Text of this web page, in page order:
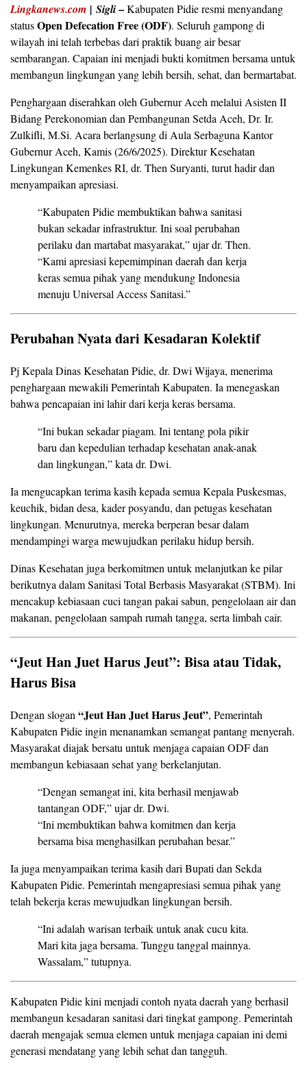
Lingkanews.com | Sigli–Kabupaten Pidie resmi menyandang
statusOpen Defecation Free (ODF). Seluruh gampong di
wilayah ini telah terbebas dari praktik buang air besar
sembarangan. Capaian ini menjadi bukti komitmen bersama untuk
membangun lingkungan yang lebih bersih, sehat, dan bermartabat.
Penghargaan diserahkan oleh Gubernur Aceh melalui Asisten II
Bidang Perekonomian dan Pembangunan Setda Aceh, Dr. Ir.
Zulkifli, M.Si. Acara berlangsung di Aula Serbaguna Kantor
Gubernur Aceh, Kamis (26/6/2025). Direktur Kesehatan
Lingkungan Kemenkes RI, dr. Then Suryanti, turut hadir dan
menyampaikan apresiasi.
“Kabupaten Pidie membuktikan bahwa sanitasi
bukan sekadar infrastruktur. Ini soal perubahan
perilaku dan martabat masyarakat,” ujar dr. Then.
“Kami apresiasi kepemimpinan daerah dan kerja
keras semua pihak yang mendukung Indonesia
menuju Universal Access Sanitasi.”
Perubahan Nyata dari Kesadaran Kolektif
Pj Kepala Dinas Kesehatan Pidie, dr. Dwi Wijaya, menerima
penghargaan mewakili Pemerintah Kabupaten. Ia menegaskan
bahwa pencapaian ini lahir dari kerja keras bersama.
“Ini bukan sekadar piagam. Ini tentang pola pikir
baru dan kepedulian terhadap kesehatan anak-anak
dan lingkungan,” kata dr. Dwi.
Ia mengucapkan terima kasih kepada semua Kepala Puskesmas,
keuchik, bidan desa, kader posyandu, dan petugas kesehatan
lingkungan. Menurutnya, mereka berperan besar dalam
mendampingi warga mewujudkan perilaku hidup bersih.
Dinas Kesehatan juga berkomitmen untuk melanjutkan ke pilar
berikutnya dalam Sanitasi Total Berbasis Masyarakat (STBM). Ini
mencakup kebiasaan cuci tangan pakai sabun, pengelolaan air dan
makanan, pengelolaan sampah rumah tangga, serta limbah cair.
“Jeut Han Juet Harus Jeut”: Bisa atau Tidak,
Harus Bisa
Dengan slogan“Jeut Han Juet Harus Jeut”, Pemerintah
Kabupaten Pidie ingin menanamkan semangat pantang menyerah.
Masyarakat diajak bersatu untuk menjaga capaian ODF dan
membangun kebiasaan sehat yang berkelanjutan.
“Dengan semangat ini, kita berhasil menjawab
tantangan ODF,” ujar dr. Dwi.
“Ini membuktikan bahwa komitmen dan kerja
bersama bisa menghasilkan perubahan besar.”
Ia juga menyampaikan terima kasih dari Bupati dan Sekda
Kabupaten Pidie. Pemerintah mengapresiasi semua pihak yang
telah bekerja keras mewujudkan lingkungan bersih.
“Ini adalah warisan terbaik untuk anak cucu kita.
Mari kita jaga bersama. Tunggu tanggal mainnya.
Wassalam,” tutupnya.
Kabupaten Pidie kini menjadi contoh nyata daerah yang berhasil
membangun kesadaran sanitasi dari tingkat gampong. Pemerintah
daerah mengajak semua elemen untuk menjaga capaian ini demi
generasi mendatang yang lebih sehat dan tangguh.